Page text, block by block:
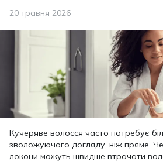
20 травня 2026
Кучеряве волосся часто потребує
зволожуючого догляду, ніж пряме.
локони можуть швидше втрачати